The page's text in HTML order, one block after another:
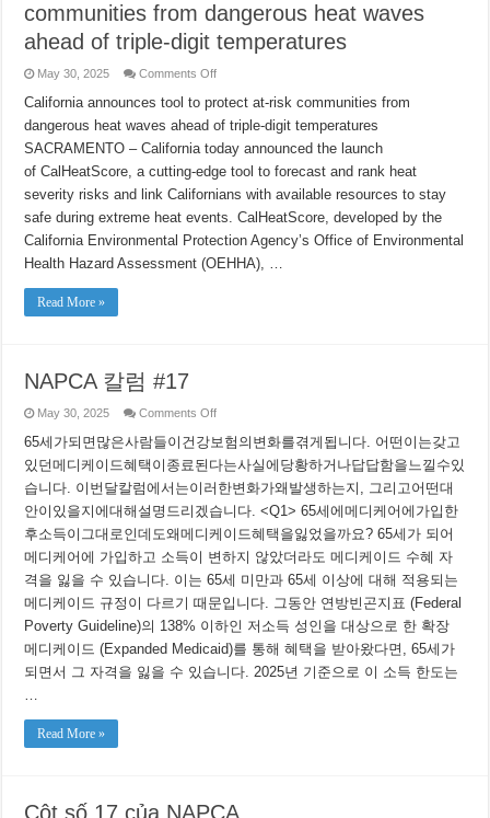
communities from dangerous heat waves
ahead of triple-digit temperatures
May 30, 2025 Comments Offon
announces
tool
to
protect
at-
risk
communities
from
dangerous
heat
ahead
of
triple-
California announces tool to protect at-risk communities from
dangerous heat waves ahead of triple-digit temperatures
SACRAMENTO – California today announced the launch
of CalHeatScore, a cutting-edge tool to forecast and rank heat
severity risks and link Californians with available resources to stay
safe during extreme heat events. CalHeatScore, developed by the
California Environmental Protection Agency’s Office of Environmental
Health Hazard Assessment (OEHHA), …
Read More »
NAPCA 칼럼 #17
May 30, 2025 Comments Offon
칼
#17
65세가되면많은사람들이건강보험의변화를겪게됩니다. 어떤이는갖고
있던메디케이드혜택이종료된다는사실에당황하거나답답함을느낄수있
습니다. 이번달칼럼에서는이러한변화가왜발생하는지, 그리고어떤대
안이있을지에대해설명드리겠습니다. <Q1> 65세에메디케어에가입한
후소득이그대로인데도왜메디케이드혜택을잃었을까요? 65세가 되어
메디케어에 가입하고 소득이 변하지 않았더라도 메디케이드 수혜 자
격을 잃을 수 있습니다. 이는 65세 미만과 65세 이상에 대해 적용되는
메디케이드 규정이 다르기 때문입니다. 그동안 연방빈곤지표 (Federal
Poverty Guideline)의 138% 이하인 저소득 성인을 대상으로 한 확장
메디케이드 (Expanded Medicaid)를 통해 혜택을 받아왔다면, 65세가
되면서 그 자격을 잃을 수 있습니다. 2025년 기준으로 이 소득 한도는
…
Read More »
Cột số 17 của NAPCA